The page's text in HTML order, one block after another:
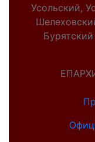
Усольский,